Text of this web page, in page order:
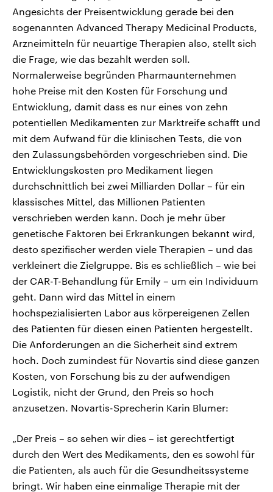
Angesichts der Preisentwicklung gerade bei den
sogenannten Advanced Therapy Medicinal Products,
Arzneimitteln für neuartige Therapien also, stellt sich
die Frage, wie das bezahlt werden soll.
Normalerweise begründen Pharmaunternehmen
hohe Preise mit den Kosten für Forschung und
Entwicklung, damit dass es nur eines von zehn
potentiellen Medikamenten zur Marktreife schafft und
mit dem Aufwand für die klinischen Tests, die von
den Zulassungsbehörden vorgeschrieben sind. Die
Entwicklungskosten pro Medikament liegen
durchschnittlich bei zwei Milliarden Dollar – für ein
klassisches Mittel, das Millionen Patienten
verschrieben werden kann. Doch je mehr über
genetische Faktoren bei Erkrankungen bekannt wird,
desto spezifischer werden viele Therapien – und das
verkleinert die Zielgruppe. Bis es schließlich – wie bei
der CAR-T-Behandlung für Emily – um ein Individuum
geht. Dann wird das Mittel in einem
hochspezialisierten Labor aus körpereigenen Zellen
des Patienten für diesen einen Patienten hergestellt.
Die Anforderungen an die Sicherheit sind extrem
hoch. Doch zumindest für Novartis sind diese ganzen
Kosten, von Forschung bis zu der aufwendigen
Logistik, nicht der Grund, den Preis so hoch
anzusetzen. Novartis-Sprecherin Karin Blumer:
„Der Preis – so sehen wir dies – ist gerechtfertigt
durch den Wert des Medikaments, den es sowohl für
die Patienten, als auch für die Gesundheitssysteme
bringt. Wir haben eine einmalige Therapie mit der